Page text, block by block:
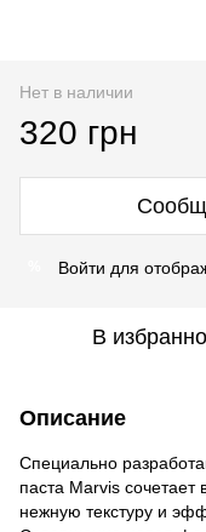
Нет в наличии
320 грн
Войти для
В
Описание
Специально
паста Marvis
нежную текстуру и